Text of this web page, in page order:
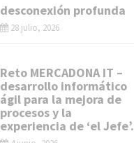
desconexión profunda
28 julio, 2026
Reto MERCADONA IT –
desarrollo informático
ágil para la mejora de
procesos y la
experiencia de ‘el Jefe’.